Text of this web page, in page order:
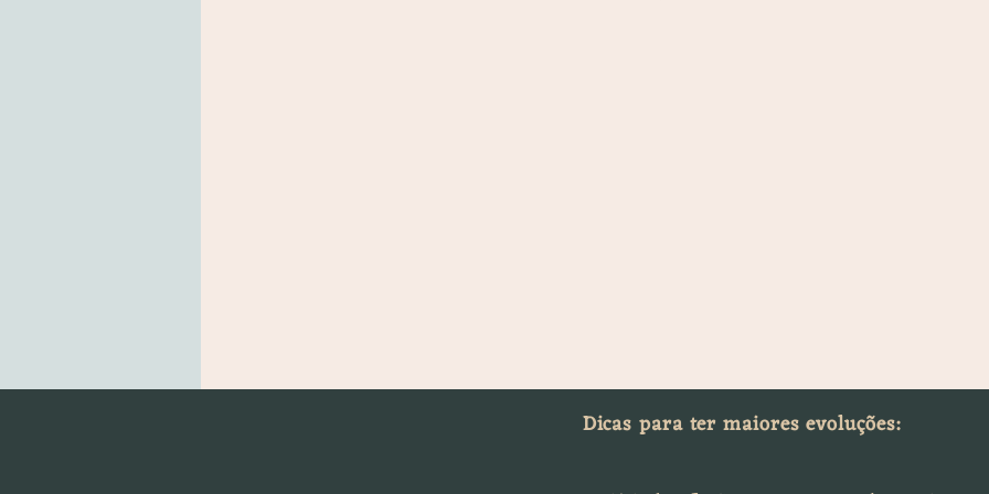
Dicas para ter maiores evoluções: